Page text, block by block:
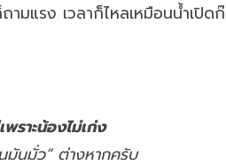
มแรง เวลาก็ไหลเหมือนน้ำเปิด
พราะน้องไม่เก่ง
มันมั่ว” ต่างหากครับ